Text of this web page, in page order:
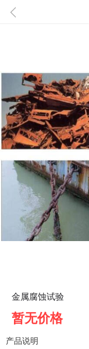
金属腐蚀试验
暂无价格
产品说明